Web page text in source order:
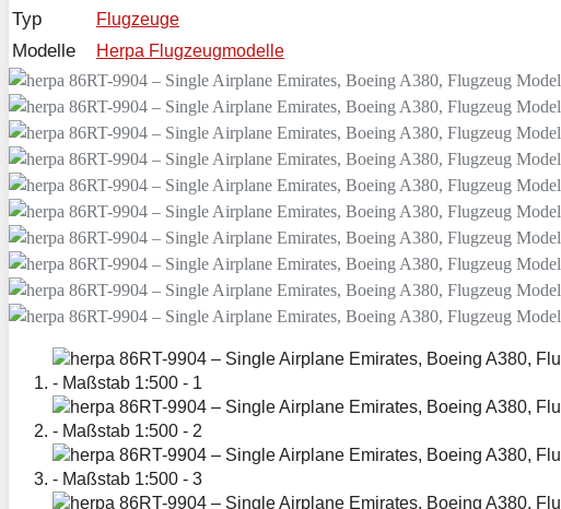
Typ Flugzeuge
Modelle Herpa Flugzeugmodelle